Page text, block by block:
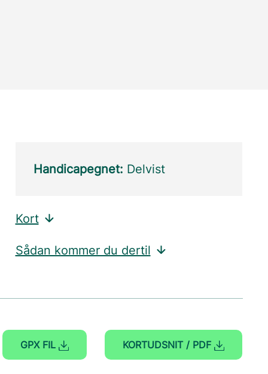
Handicapegnet: Delvist
Kort
Sådan kommer du dertil
GPX FIL KORTUDSNIT / PDF